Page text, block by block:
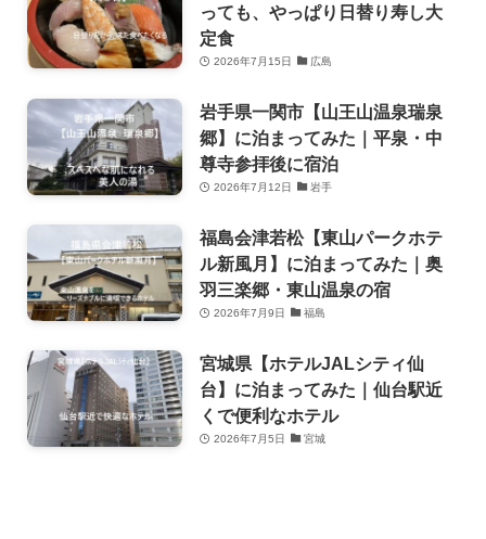
っても、やっぱり日替り寿し大
定食
2026年7月15日 広島
岩手県一関市【山王山温泉瑞泉
郷】に泊まってみた｜平泉・中
尊寺参拝後に宿泊
2026年7月12日 岩手
福島会津若松【東山パークホテ
ル新風月】に泊まってみた｜奥
羽三楽郷・東山温泉の宿
2026年7月9日 福島
宮城県【ホテルJALシティ仙
台】に泊まってみた｜仙台駅近
くで便利なホテル
2026年7月5日 宮城